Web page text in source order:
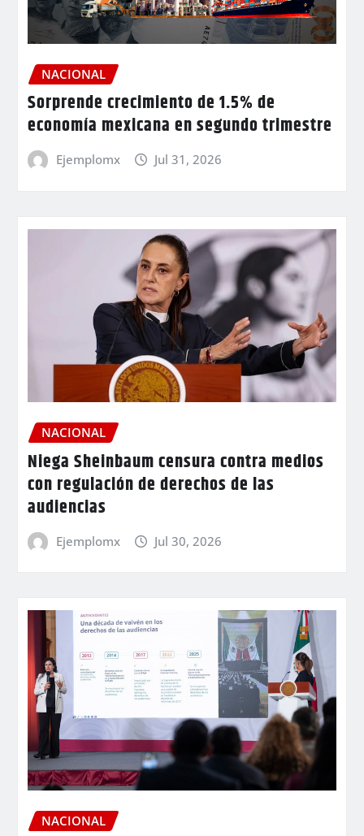
NACIONAL
Sorprende crecimiento de 1.5% de
economía mexicana en segundo trimestre
Ejemplomx Jul 31, 2026
NACIONAL
Niega Sheinbaum censura contra medios
con regulación de derechos de las
audiencias
Ejemplomx Jul 30, 2026
NACIONAL